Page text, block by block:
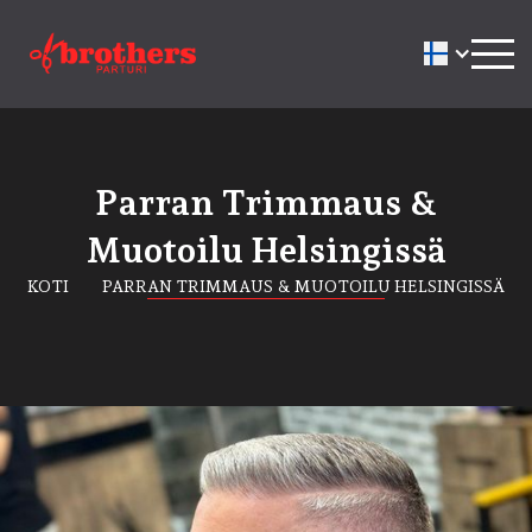
Parran Trimmaus &
Muotoilu Helsingissä
KOTI PARRAN TRIMMAUS & MUOTOILU HELSINGISSÄ